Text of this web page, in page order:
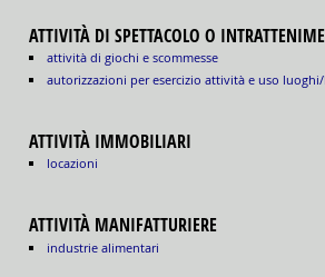
ATTIVITÀ DI SPETTACOLO O
attività di giochi e scommesse
autorizzazioni per esercizio attività e uso
ATTIVITÀ IMMOBILIARI
locazioni
ATTIVITÀ MANIFATTURIERE
industrie alimentari